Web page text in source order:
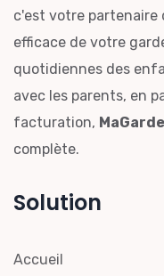
c'est votre partenaire
efficace de votre
quotidiennes des
avec les parents, en
facturation,
complète.
Solution
Accueil